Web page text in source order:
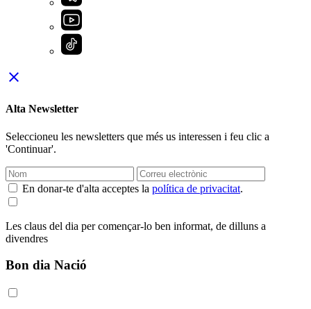
close
Alta Newsletter
Seleccioneu les newsletters que més us interessen i feu clic a
'Continuar'.
En donar-te d'alta acceptes la política de privacitat.
Les claus del dia per començar-lo ben informat, de dilluns a
divendres
Bon dia Nació